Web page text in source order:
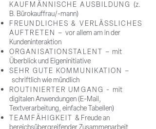
KAUFMÄNNISCHE AUSBILDUNG (z.
B. Bürokauffrau/-mann)
FREUNDLICHES & VERLÄSSLICHES
AUFTRETEN –vor allem am in der
Kundeninteraktion
ORGANISATIONSTALENT – mit
Überblick und Eigeninitiative
SEHR GUTE KOMMUNIKATION –
schriftlich wie mündlich
ROUTINIERTER UMGANG - mit
digitalen Anwendungen (E-Mail,
Textverarbeitung, einfache Tabellen)
TEAMFÄHIGKEIT& Freude an
bereichsübergreifender Zusammenarbeit